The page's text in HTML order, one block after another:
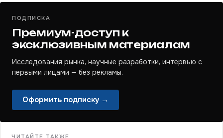
ПОДПИСКА
Премиум-доступ к
эксклюзивным материалам
Исследования рынка, научные разработки, интервью с
первыми лицами — без рекламы.
Оформить подписку →
ЧИТАЙТЕ ТАКЖЕ